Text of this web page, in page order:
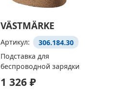
VÄSTMÄRKE
Артикул:
306.184.30
Подставка для
беспроводной зарядки
1 326 ₽